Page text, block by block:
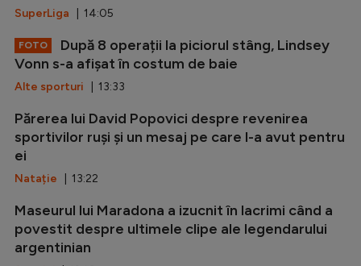
SuperLiga | 14:05
FOTO
După 8 operații la piciorul stâng, Lindsey
Vonn s-a afișat în costum de baie
Alte sporturi | 13:33
Părerea lui David Popovici despre revenirea
sportivilor ruși și un mesaj pe care l-a avut pentru
ei
Natație | 13:22
Maseurul lui Maradona a izucnit în lacrimi când a
povestit despre ultimele clipe ale legendarului
argentinian